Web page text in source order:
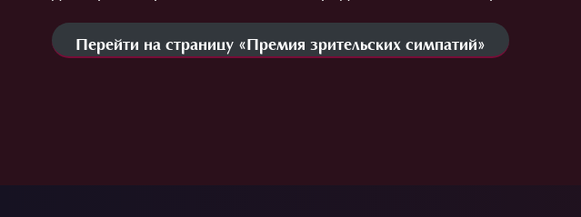
Перейти на страницу «Премия зрительских симпатий»